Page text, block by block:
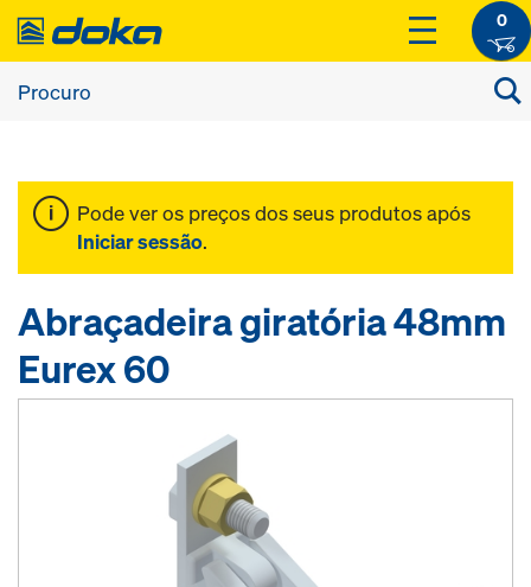
0
Pode ver os preços dos seus produtos após
Iniciar sessão.
Abraçadeira giratória 48mm
Eurex 60